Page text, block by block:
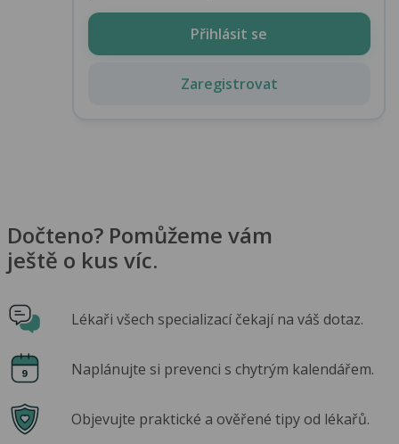
Přihlásit se
Zaregistrovat
Dočteno? Pomůžeme vám
ještě o kus víc.
Lékaři všech specializací čekají na váš dotaz.
Naplánujte si prevenci s chytrým kalendářem.
Objevujte praktické a ověřené tipy od lékařů.